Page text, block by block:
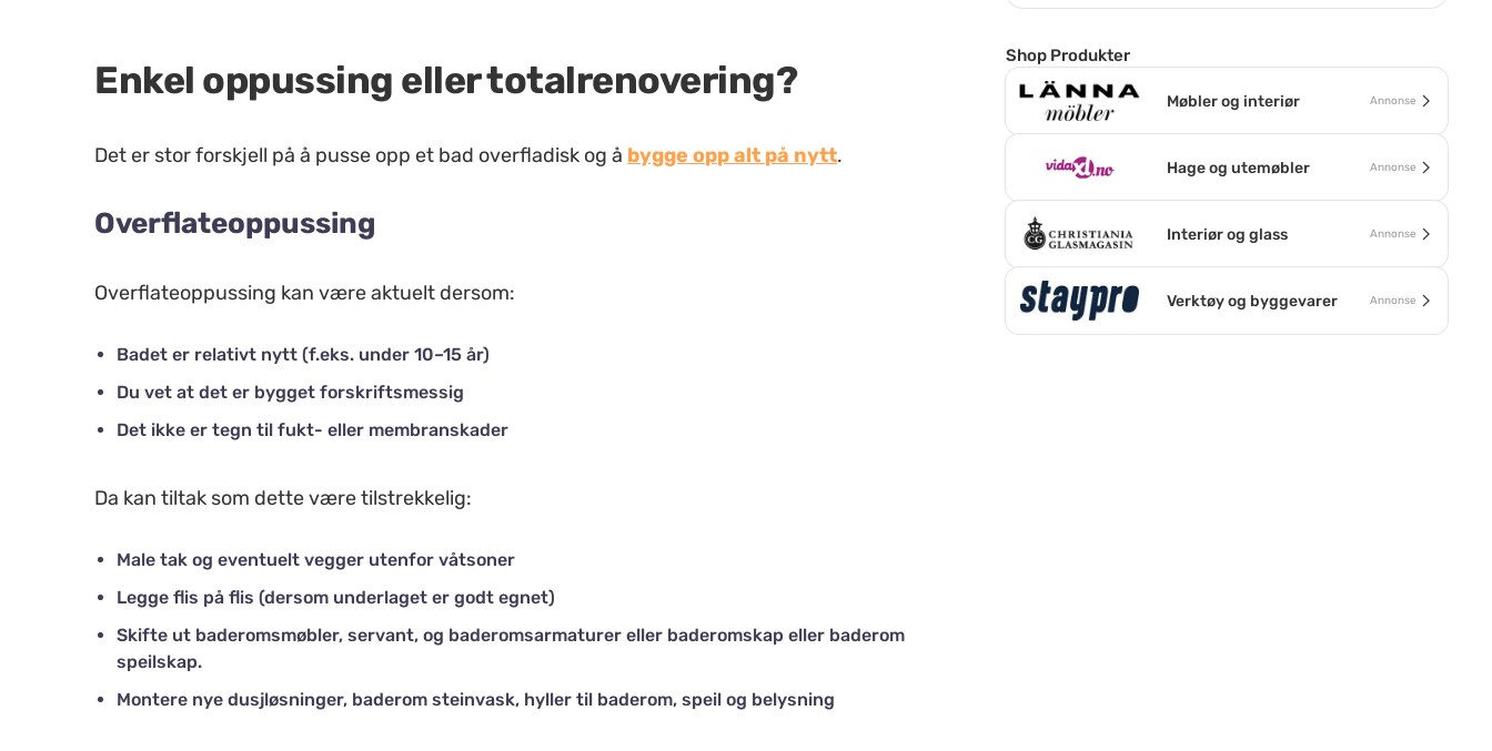
Enkel oppussing eller totalrenovering?
Det er stor forskjell på å pusse opp et bad overfladisk og å bygge opp alt på nytt.
Overflateoppussing
Overflateoppussing kan være aktuelt dersom:
Badet er relativt nytt (f.eks. under 10–15 år)
Du vet at det er bygget forskriftsmessig
Det ikke er tegn til fukt- eller membranskader
Da kan tiltak som dette være tilstrekkelig:
Male tak og eventuelt vegger utenfor våtsoner
Legge flis på flis (dersom underlaget er godt egnet)
Skifte ut baderomsmøbler, servant, og baderomsarmaturer eller baderomskap eller baderom
speilskap.
Montere nye dusjløsninger, baderom steinvask, hyller til baderom, speil og belysning
Shop Produkter
Møbler og interiør Annonse
Hage og utemøbler Annonse
Interiør og glass Annonse
Verktøy og byggevarer Annonse